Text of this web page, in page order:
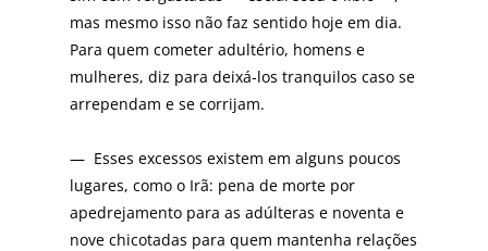
mas mesmo isso não faz sentido hoje em dia.
Para quem cometer adultério, homens e
mulheres, diz para deixá-los tranquilos caso se
arrependam e se corrijam.
— Esses excessos existem em alguns poucos
lugares, como o Irã: pena de morte por
apedrejamento para as adúlteras e noventa e
nove chicotadas para quem mantenha relações